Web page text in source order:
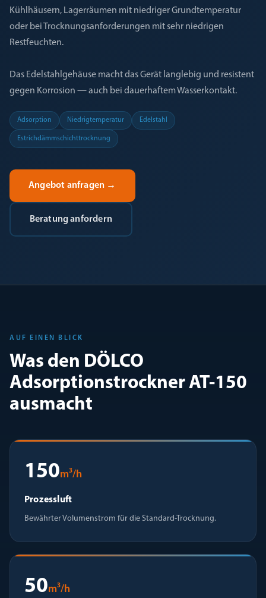
Kühlhäusern, Lagerräumen mit niedriger Grundtemperatur
oder bei Trocknungsanforderungen mit sehr niedrigen
Restfeuchten.
Das Edelstahlgehäuse macht das Gerät langlebig und resistent
gegen Korrosion — auch bei dauerhaftem Wasserkontakt.
Adsorption Niedrigtemperatur Edelstahl
Estrichdämmschichttrocknung
Angebot anfragen →
Beratung anfordern
AUF EINEN BLICK
Was den DÖLCO
Adsorptionstrockner AT-150
ausmacht
150m³/h
Prozessluft
Bewährter Volumenstrom für die Standard-Trocknung.
50m³/h